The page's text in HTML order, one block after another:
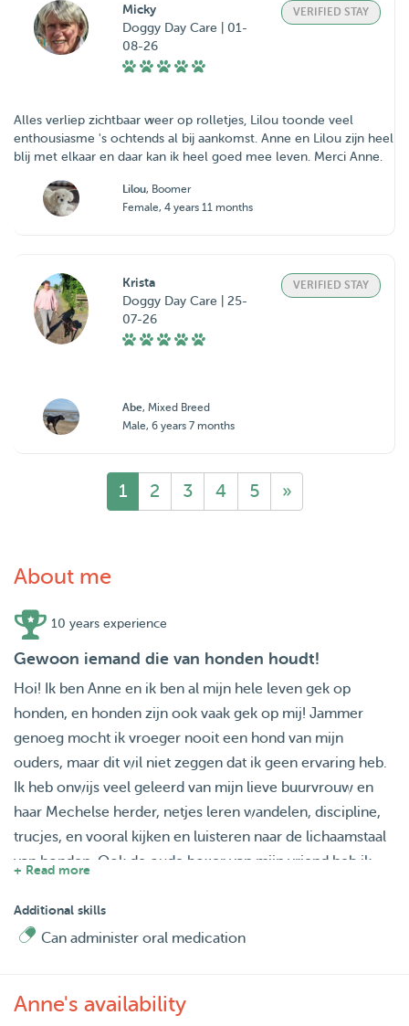
Micky
Doggy Day Care | 01-
08-26
VERIFIED STAY
Alles verliep zichtbaar weer op rolletjes, Lilou toonde veel
enthousiasme 's ochtends al bij aankomst. Anne en Lilou zijn heel
blij met elkaar en daar kan ik heel goed mee leven. Merci Anne.
Lilou, Boomer
Female, 4 years 11 months
Krista
Doggy Day Care | 25-
07-26
VERIFIED STAY
Abe, Mixed Breed
Male, 6 years 7 months
1 2 3 4 5 »
About me
10 years experience
Gewoon iemand die van honden houdt!
Hoi! Ik ben Anne en ik ben al mijn hele leven gek op
honden, en honden zijn ook vaak gek op mij! Jammer
genoeg mocht ik vroeger nooit een hond van mijn
ouders, maar dit wil niet zeggen dat ik geen ervaring heb.
Ik heb onwijs veel geleerd van mijn lieve buurvrouw en
haar Mechelse herder, netjes leren wandelen, discipline,
trucjes, en vooral kijken en luisteren naar de lichaamstaal
van honden. Ook de oude boxer van mijn vriend heb ik
spendeer ik veel tijd met huisdieren. Zelf heb ik wel altijd
hamsters en konijnen gehad, want ik vind het erg fijn om
zoektocht naar mijn eerste vaste baan (net afgestudeerd)
+ Read more
Additional skills
Can administer oral medication
Anne's availability